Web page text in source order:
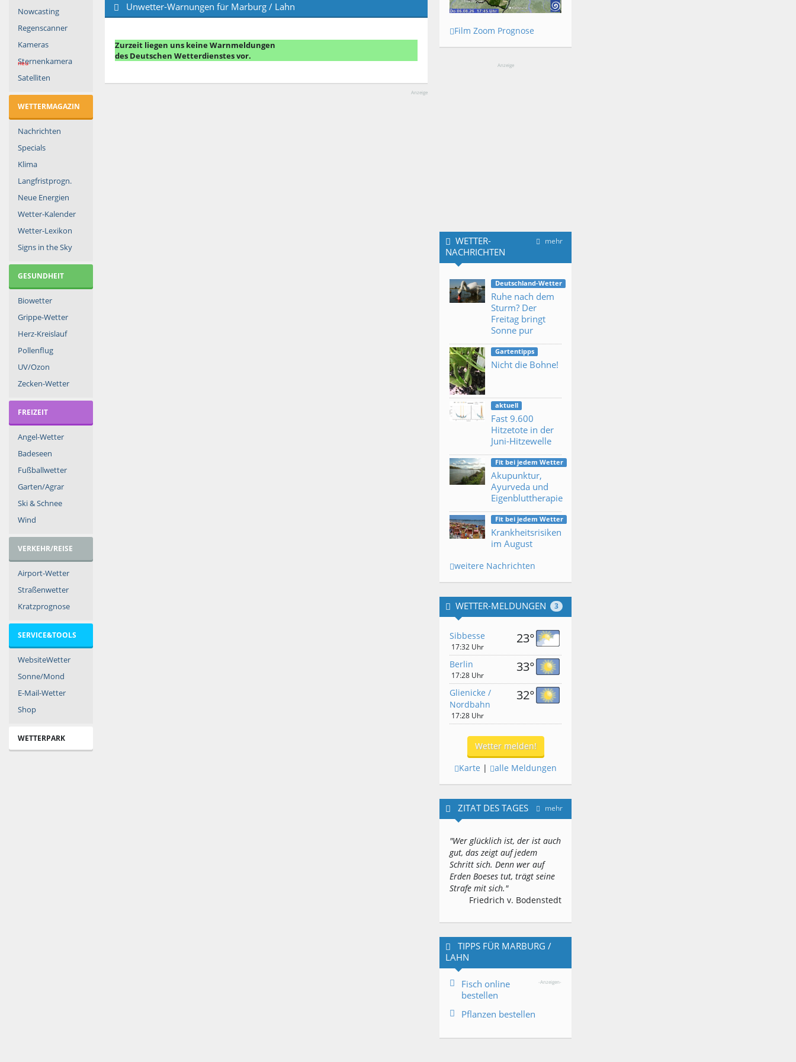
Nowcasting
Regenscanner
Kameras
Sternenkamera
neu
Satelliten
WETTERMAGAZIN
Nachrichten
Specials
Klima
Langfristprogn.
Neue Energien
Wetter-Kalender
Wetter-Lexikon
Signs in the Sky
GESUNDHEIT
Biowetter
Grippe-Wetter
Herz-Kreislauf
Pollenflug
UV/Ozon
Zecken-Wetter
FREIZEIT
Angel-Wetter
Badeseen
Fußballwetter
Garten/Agrar
Ski & Schnee
Wind
VERKEHR/REISE
Airport-Wetter
Straßenwetter
Kratzprognose
SERVICE&TOOLS
WebsiteWetter
Sonne/Mond
E-Mail-Wetter
Shop
WETTERPARK
Unwetter-Warnungen für Marburg / Lahn
Zurzeit liegen uns keine Warnmeldungen
des Deutschen Wetterdienstes vor.
Anzeige
Film Zoom Prognose
Anzeige
mehr
WETTER-
NACHRICHTEN
Deutschland-Wetter
Ruhe nach dem
Sturm? Der
Freitag bringt
Sonne pur
Gartentipps
Nicht die Bohne!
aktuell
Fast 9.600
Hitzetote in der
Juni-Hitzewelle
Fit bei jedem Wetter
Akupunktur,
Ayurveda und
Eigenbluttherapie
Fit bei jedem Wetter
Krankheitsrisiken
im August
weitere Nachrichten
3
WETTER-MELDUNGEN
Sibbesse
17:32 Uhr
23°
Berlin
17:28 Uhr
33°
Glienicke /
Nordbahn
17:28 Uhr
32°
Wetter melden!
Karte | alle Meldungen
mehr
ZITAT DES TAGES
"Wer glücklich ist, der ist auch
gut, das zeigt auf jedem
Schritt sich. Denn wer auf
Erden Boeses tut, trägt seine
Strafe mit sich."
Friedrich v. Bodenstedt
TIPPS FÜR MARBURG /
LAHN
-Anzeigen-
Fisch online
bestellen
Pflanzen bestellen